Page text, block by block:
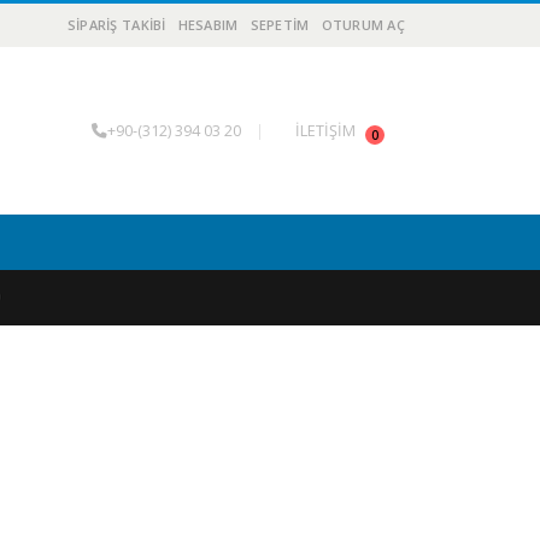
SIPARIŞ TAKIBI HESABIM SEPETIM OTURUM AÇ
+90-(312) 394 03 20 | İLETİŞİM 0